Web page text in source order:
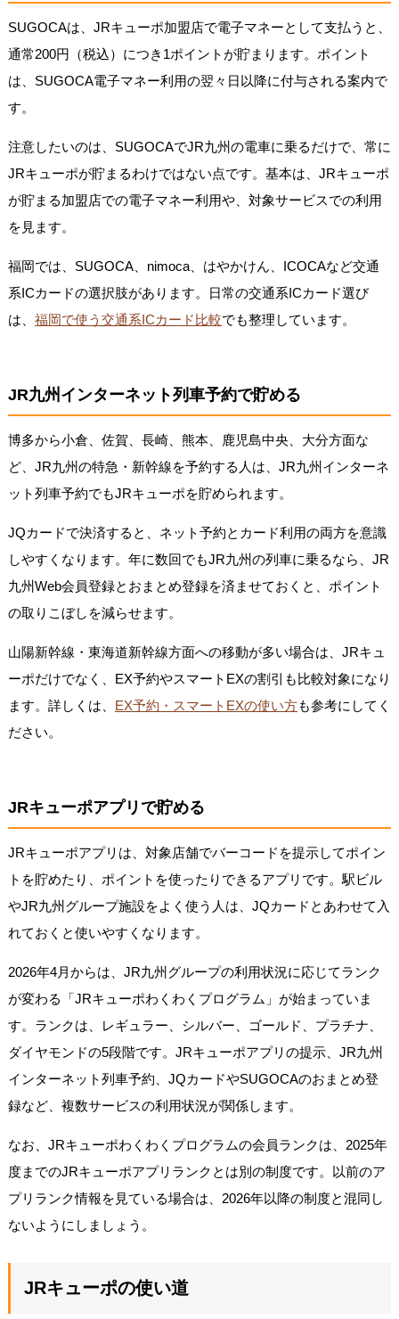
SUGOCAは、JRキューポ加盟店で電子マネーとして支払うと、
通常200円（税込）につき1ポイントが貯まります。ポイント
は、SUGOCA電子マネー利用の翌々日以降に付与される案内で
す。
注意したいのは、SUGOCAでJR九州の電車に乗るだけで、常に
JRキューポが貯まるわけではない点です。基本は、JRキューポ
が貯まる加盟店での電子マネー利用や、対象サービスでの利用
を見ます。
福岡では、SUGOCA、nimoca、はやかけん、ICOCAなど交通
系ICカードの選択肢があります。日常の交通系ICカード選び
は、 福岡で使う交通系ICカード比較でも整理しています。
JR九州インターネット列車予約で貯める
博多から小倉、佐賀、長崎、熊本、鹿児島中央、大分方面な
ど、JR九州の特急・新幹線を予約する人は、JR九州インターネ
ット列車予約でもJRキューポを貯められます。
JQカードで決済すると、ネット予約とカード利用の両方を意識
しやすくなります。年に数回でもJR九州の列車に乗るなら、JR
九州Web会員登録とおまとめ登録を済ませておくと、ポイント
の取りこぼしを減らせます。
山陽新幹線・東海道新幹線方面への移動が多い場合は、JRキュ
ーポだけでなく、EX予約やスマートEXの割引も比較対象になり
ます。詳しくは、 EX予約・スマートEXの使い方も参考にしてく
ださい。
JRキューポアプリで貯める
JRキューポアプリは、対象店舗でバーコードを提示してポイン
トを貯めたり、ポイントを使ったりできるアプリです。駅ビル
やJR九州グループ施設をよく使う人は、JQカードとあわせて入
れておくと使いやすくなります。
2026年4月からは、JR九州グループの利用状況に応じてランク
が変わる「JRキューポわくわくプログラム」が始まっていま
す。ランクは、レギュラー、シルバー、ゴールド、プラチナ、
ダイヤモンドの5段階です。JRキューポアプリの提示、JR九州
インターネット列車予約、JQカードやSUGOCAのおまとめ登
録など、複数サービスの利用状況が関係します。
なお、JRキューポわくわくプログラムの会員ランクは、2025年
度までのJRキューポアプリランクとは別の制度です。以前のア
プリランク情報を見ている場合は、2026年以降の制度と混同し
ないようにしましょう。
JRキューポの使い道